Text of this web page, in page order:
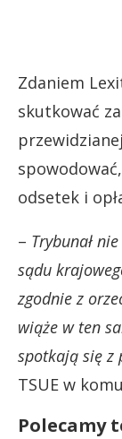
Zdaniem
skutkować
odsetek i
– Trybunał
sądu
zgodnie z
wiąże w ten
spotkają się z
TSUE w
Polecamy